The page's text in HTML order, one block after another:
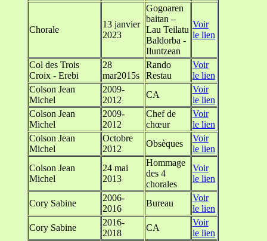
Chorale
13 janvier
2023
Gogoaren
baitan –
Lau Teilatu
Baldorba -
Iluntzean
Voir
le lien
Col des Trois
Croix - Erebi
28
mar2015s
Rando
Restau
Voir
le lien
Colson Jean
Michel
2009-
2012
CA
Voir
le lien
Colson Jean
Michel
2009-
2012
Chef de
chœur
Voir
le lien
Colson Jean
Michel
Octobre
2012
Obsèques
Voir
le lien
Colson Jean
Michel
24 mai
2013
Hommage
des 4
chorales
Voir
le lien
Cory Sabine
2006-
2016
Bureau
Voir
le lien
Cory Sabine
2016-
2018
CA
Voir
le lien